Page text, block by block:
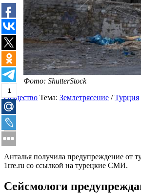
1
Фото: ShutterStock
Общество Тема: Землетрясение /Турция
Анталья получила предупреждение от
1rre.ru со ссылкой на турецкие СМИ.
Сейсмологи